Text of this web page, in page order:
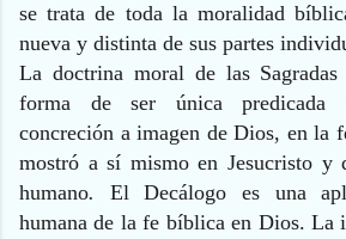
se trata de toda la moralidad
nueva y distinta de sus partes
La doctrina moral de las
forma de ser única predicada
concreción a imagen de Dios, en la
mostró a sí mismo en Jesucristo y
humano. El Decálogo es una
humana de la fe bíblica en Dios. La